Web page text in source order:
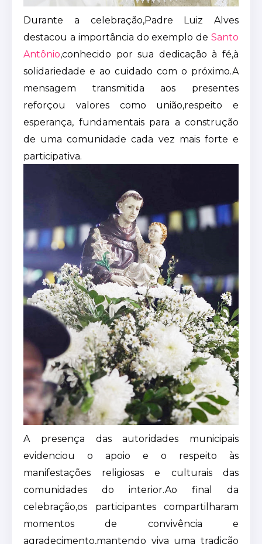
Durante a celebração,Padre Luiz Alves
destacou a importância do exemplo de Santo
Antônio,conhecido por sua dedicação à fé,à
solidariedade e ao cuidado com o próximo.A
mensagem transmitida aos presentes
reforçou valores como união,respeito e
esperança, fundamentais para a construção
de uma comunidade cada vez mais forte e
participativa.
A presença das autoridades municipais
evidenciou o apoio e o respeito às
manifestações religiosas e culturais das
comunidades do interior.Ao final da
celebração,os participantes compartilharam
momentos de convivência e
agradecimento,mantendo viva uma tradição